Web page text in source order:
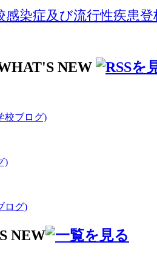
感染症及び流行性疾患登
NEW
校ブログ)
)
ログ)
NEW